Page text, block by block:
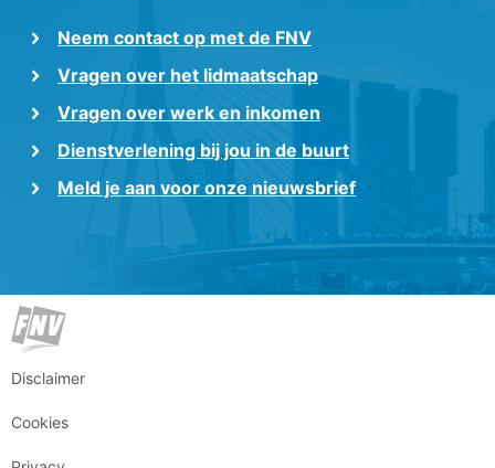
Neem contact op met de FNV
Vragen over het lidmaatschap
Vragen over werk en inkomen
Dienstverlening bij jou in de buurt
Meld je aan voor onze nieuwsbrief
Disclaimer
Cookies